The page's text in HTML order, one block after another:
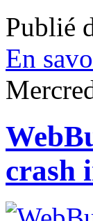
Publié
En
crash